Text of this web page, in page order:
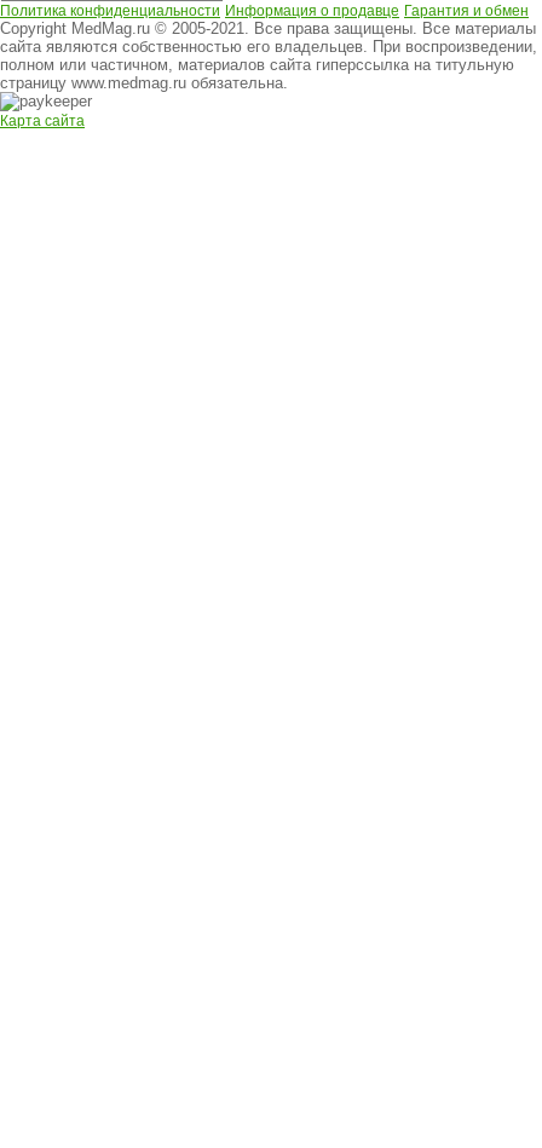
Политика конфиденциальности Информация о продавце Гарантия и обмен
Copyright MedMag.ru © 2005-2021. Все права защищены. Все материалы
сайта являются собственностью его владельцев. При воспроизведении,
полном или частичном, материалов сайта гиперссылка на титульную
страницу www.medmag.ru обязательна.
Карта сайта